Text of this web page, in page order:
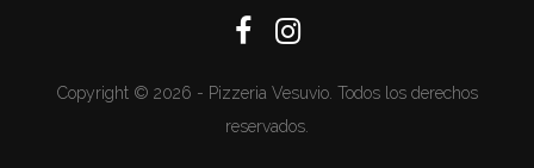
Copyright © 2026 - Pizzeria Vesuvio. Todos los derechos
reservados.